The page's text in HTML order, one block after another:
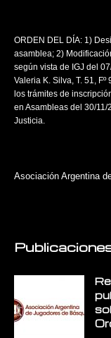
ORDEN DEL DÍA: 1)
asamblea; 2)
según vista de IGJ del
Valeria K. Silva, T. 51,
los trámites de
en Asambleas del 30/
Justicia.
Asociación Argentina